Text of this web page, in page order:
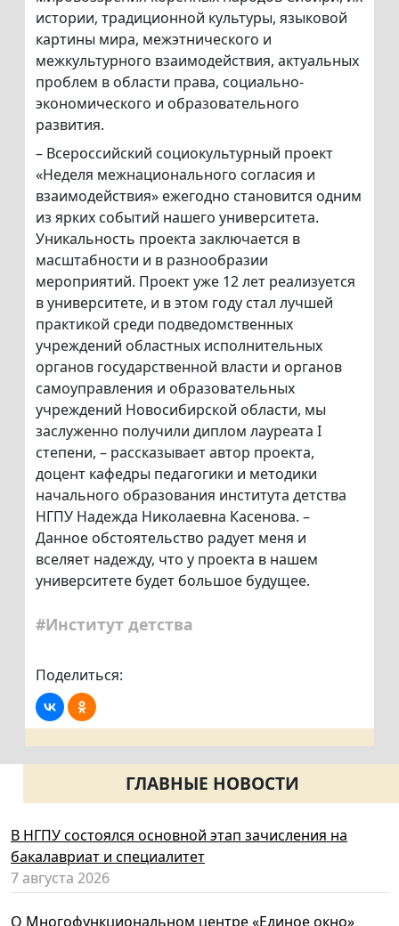
истории, традиционной культуры, языковой
картины мира, межэтнического и
межкультурного взаимодействия, актуальных
проблем в области права, социально-
экономического и образовательного
развития.
– Всероссийский социокультурный проект
«Неделя межнационального согласия и
взаимодействия» ежегодно становится одним
из ярких событий нашего университета.
Уникальность проекта заключается в
масштабности и в разнообразии
мероприятий. Проект уже 12 лет реализуется
в университете, и в этом году стал лучшей
практикой среди подведомственных
учреждений областных исполнительных
органов государственной власти и органов
самоуправления и образовательных
учреждений Новосибирской области, мы
заслуженно получили диплом лауреата I
степени, – рассказывает автор проекта,
доцент кафедры педагогики и методики
начального образования института детства
НГПУ Надежда Николаевна Касенова. –
Данное обстоятельство радует меня и
вселяет надежду, что у проекта в нашем
университете будет большое будущее.
#Институт детства
Поделиться:
ГЛАВНЫЕ НОВОСТИ
В НГПУ состоялся основной этап зачисления на
бакалавриат и специалитет
7 августа 2026
О Многофункциональном центре «Единое окно»